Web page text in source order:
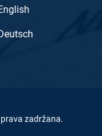
zadržana.